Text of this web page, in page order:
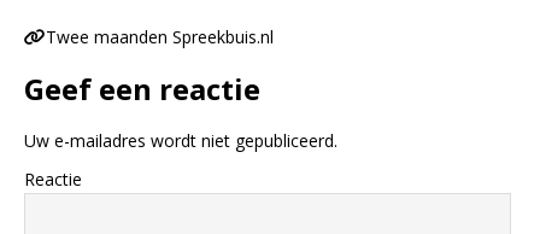
Twee maanden Spreekbuis.nl
Geef een reactie
Uw e-mailadres wordt niet gepubliceerd.
Reactie